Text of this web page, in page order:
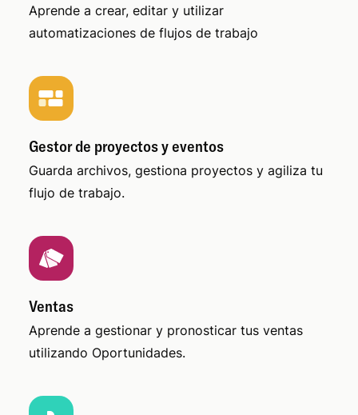
Aprende a crear, editar y utilizar
automatizaciones de flujos de trabajo
Gestor de proyectos y eventos
Guarda archivos, gestiona proyectos y agiliza tu
flujo de trabajo.
Ventas
Aprende a gestionar y pronosticar tus ventas
utilizando Oportunidades.